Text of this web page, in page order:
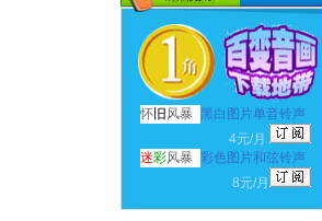
怀 旧 风暴
黑白图片单音铃声
4元/月
迷彩风暴 彩色图片和弦铃声
8元/月